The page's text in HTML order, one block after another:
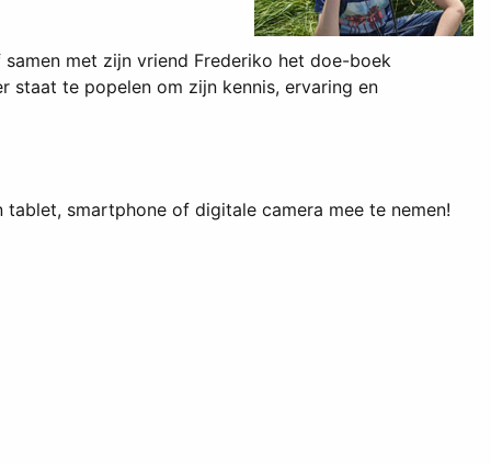
met zijn vriend Frederiko het doe-boek
staat te popelen om zijn kennis, ervaring en
smartphone of digitale camera mee te nemen!